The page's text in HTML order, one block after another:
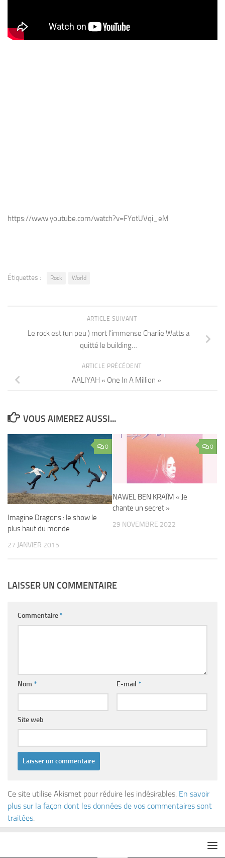
https://www.youtube.com/watch?v=FYotUVqi_eM
Étiquettes : Rock World
ARTICLE SUIVANT
Le rock est (un peu ) mort l’immense Charlie Watts a
quitté le building…
ARTICLE PRÉCÉDENT
AALIYAH « One In A Million »
VOUS AIMEREZ AUSSI...
0
Imagine Dragons : le show le
plus haut du monde
27 JANVIER 2015
0
NAWEL BEN KRAÏM « Je
chante un secret »
29 NOVEMBRE 2022
LAISSER UN COMMENTAIRE
Commentaire*
Nom * E-mail *
Site web
Ce site utilise Akismet pour réduire les indésirables. En savoir
plus sur la façon dont les données de vos commentaires sont
traitées.